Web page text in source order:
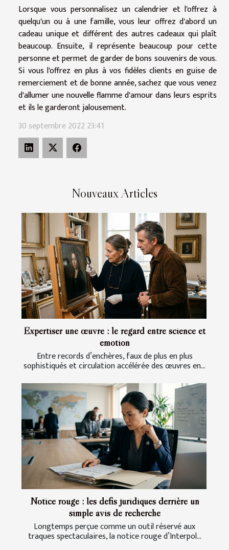
Nouveaux Articles
Expertiser une œuvre : le regard entre science et
émotion
Entre records d’enchères, faux de plus en plus
sophistiqués et circulation accélérée des œuvres en...
Notice rouge : les défis juridiques derrière un
simple avis de recherche
Longtemps perçue comme un outil réservé aux
traques spectaculaires, la notice rouge d’Interpol...
Lorsque vous personnalisez un calendrier et l'offrez à
quelqu'un ou à une famille, vous leur offrez d'abord un
cadeau unique et différent des autres cadeaux qui plaît
beaucoup. Ensuite, il représente beaucoup pour cette
personne et permet de garder de bons souvenirs de vous.
Si vous l'offrez en plus à vos fidèles clients en guise de
remerciement et de bonne année, sachez que vous venez
d'allumer une nouvelle flamme d'amour dans leurs esprits
et ils le garderont jalousement.
30 septembre 2022 23:41